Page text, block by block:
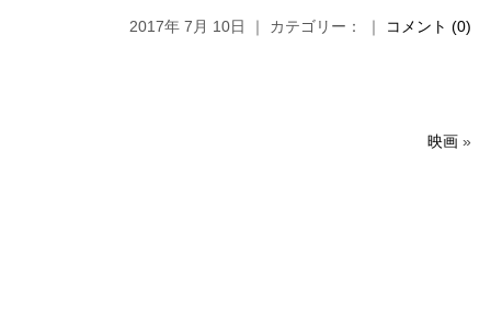
2017年 7月 10日 ｜ カテゴリー： ｜ コメント (0)
映画 »